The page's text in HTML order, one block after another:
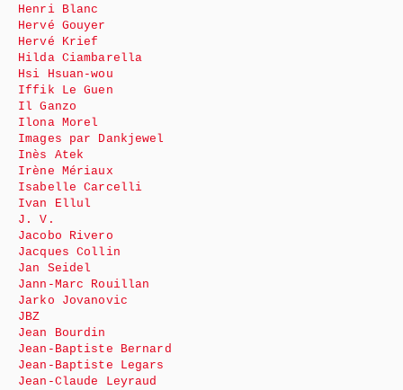
Henri Blanc
Hervé Gouyer
Hervé Krief
Hilda Ciambarella
Hsi Hsuan-wou
Iffik Le Guen
Il Ganzo
Ilona Morel
Images par Dankjewel
Inès Atek
Irène Mériaux
Isabelle Carcelli
Ivan Ellul
J. V.
Jacobo Rivero
Jacques Collin
Jan Seidel
Jann-Marc Rouillan
Jarko Jovanovic
JBZ
Jean Bourdin
Jean-Baptiste Bernard
Jean-Baptiste Legars
Jean-Claude Leyraud